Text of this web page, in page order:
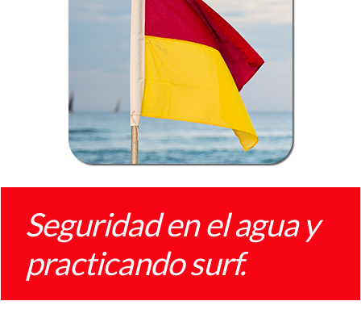
Seguridad en el agua y
practicando surf.